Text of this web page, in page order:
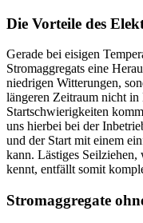
Die Vorteile des
Gerade bei eisigen
Stromaggregats eine
niedrigen Witterungen,
längeren Zeitraum nicht
Startschwierigkeiten
uns hierbei bei der
und der Start mit einem
kann. Lästiges Seilziehen,
kennt, entfällt somit
Stromaggregate